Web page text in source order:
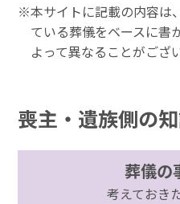
本サイトに記載の内容は
ている葬儀をベースに書
よって異なることがござ
喪主・遺族側の
葬儀の
考えておき